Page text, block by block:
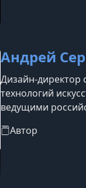
Андрей
Дизайн-директор
технологий
ведущими
Автор